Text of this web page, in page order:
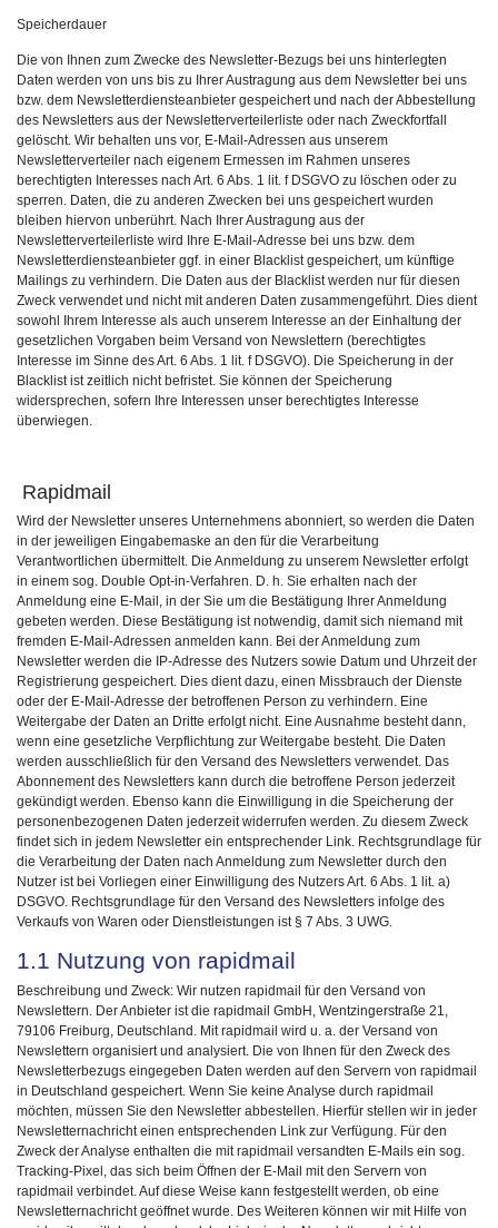
Speicherdauer
Die von Ihnen zum Zwecke des Newsletter-Bezugs bei uns hinterlegten
Daten werden von uns bis zu Ihrer Austragung aus dem Newsletter bei uns
bzw. dem Newsletterdiensteanbieter gespeichert und nach der Abbestellung
des Newsletters aus der Newsletterverteilerliste oder nach Zweckfortfall
gelöscht. Wir behalten uns vor, E-Mail-Adressen aus unserem
Newsletterverteiler nach eigenem Ermessen im Rahmen unseres
berechtigten Interesses nach Art. 6 Abs. 1 lit. f DSGVO zu löschen oder zu
sperren. Daten, die zu anderen Zwecken bei uns gespeichert wurden
bleiben hiervon unberührt. Nach Ihrer Austragung aus der
Newsletterverteilerliste wird Ihre E-Mail-Adresse bei uns bzw. dem
Newsletterdiensteanbieter ggf. in einer Blacklist gespeichert, um künftige
Mailings zu verhindern. Die Daten aus der Blacklist werden nur für diesen
Zweck verwendet und nicht mit anderen Daten zusammengeführt. Dies dient
sowohl Ihrem Interesse als auch unserem Interesse an der Einhaltung der
gesetzlichen Vorgaben beim Versand von Newslettern (berechtigtes
Interesse im Sinne des Art. 6 Abs. 1 lit. f DSGVO). Die Speicherung in der
Blacklist ist zeitlich nicht befristet. Sie können der Speicherung
widersprechen, sofern Ihre Interessen unser berechtigtes Interesse
überwiegen.
Rapidmail
Wird der Newsletter unseres Unternehmens abonniert, so werden die Daten
in der jeweiligen Eingabemaske an den für die Verarbeitung
Verantwortlichen übermittelt. Die Anmeldung zu unserem Newsletter erfolgt
in einem sog. Double Opt-in-Verfahren. D. h. Sie erhalten nach der
Anmeldung eine E-Mail, in der Sie um die Bestätigung Ihrer Anmeldung
gebeten werden. Diese Bestätigung ist notwendig, damit sich niemand mit
fremden E-Mail-Adressen anmelden kann. Bei der Anmeldung zum
Newsletter werden die IP-Adresse des Nutzers sowie Datum und Uhrzeit der
Registrierung gespeichert. Dies dient dazu, einen Missbrauch der Dienste
oder der E-Mail-Adresse der betroffenen Person zu verhindern. Eine
Weitergabe der Daten an Dritte erfolgt nicht. Eine Ausnahme besteht dann,
wenn eine gesetzliche Verpflichtung zur Weitergabe besteht. Die Daten
werden ausschließlich für den Versand des Newsletters verwendet. Das
Abonnement des Newsletters kann durch die betroffene Person jederzeit
gekündigt werden. Ebenso kann die Einwilligung in die Speicherung der
personenbezogenen Daten jederzeit widerrufen werden. Zu diesem Zweck
findet sich in jedem Newsletter ein entsprechender Link. Rechtsgrundlage für
die Verarbeitung der Daten nach Anmeldung zum Newsletter durch den
Nutzer ist bei Vorliegen einer Einwilligung des Nutzers Art. 6 Abs. 1 lit. a)
DSGVO. Rechtsgrundlage für den Versand des Newsletters infolge des
Verkaufs von Waren oder Dienstleistungen ist § 7 Abs. 3 UWG.
1.1 Nutzung von rapidmail
Beschreibung und Zweck: Wir nutzen rapidmail für den Versand von
Newslettern. Der Anbieter ist die rapidmail GmbH, Wentzingerstraße 21,
79106 Freiburg, Deutschland. Mit rapidmail wird u. a. der Versand von
Newslettern organisiert und analysiert. Die von Ihnen für den Zweck des
Newsletterbezugs eingegeben Daten werden auf den Servern von rapidmail
in Deutschland gespeichert. Wenn Sie keine Analyse durch rapidmail
möchten, müssen Sie den Newsletter abbestellen. Hierfür stellen wir in jeder
Newsletternachricht einen entsprechenden Link zur Verfügung. Für den
Zweck der Analyse enthalten die mit rapidmail versandten E-Mails ein sog.
Tracking-Pixel, das sich beim Öffnen der E-Mail mit den Servern von
rapidmail verbindet. Auf diese Weise kann festgestellt werden, ob eine
Newsletternachricht geöffnet wurde. Des Weiteren können wir mit Hilfe von